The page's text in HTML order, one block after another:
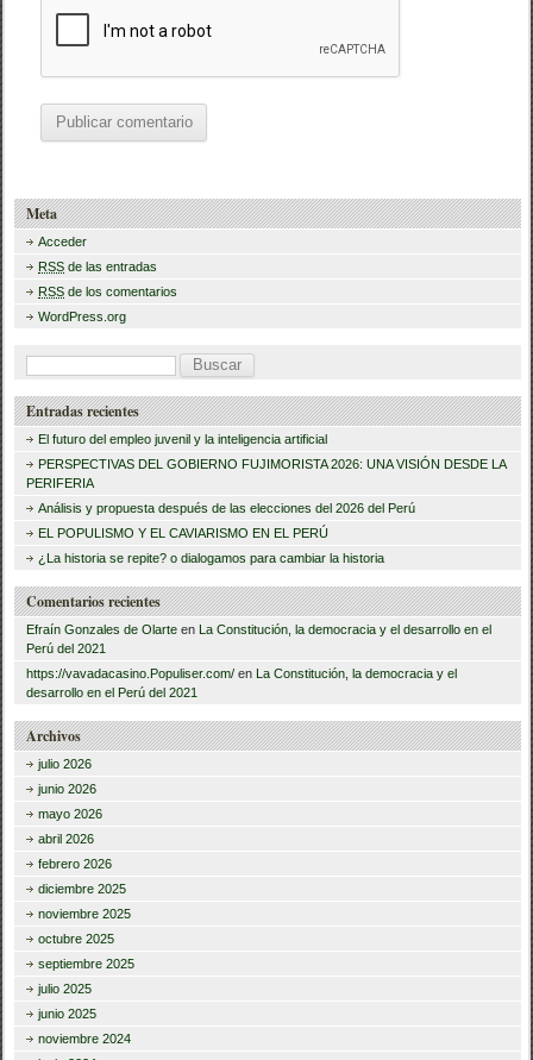
Meta
Acceder
RSS de las entradas
RSS de los comentarios
WordPress.org
B
u
s
c
a
:
Entradas recientes
El futuro del empleo juvenil y la inteligencia artificial
PERSPECTIVAS DEL GOBIERNO FUJIMORISTA 2026: UNA VISIÓN DESDE LA
PERIFERIA
Análisis y propuesta después de las elecciones del 2026 del Perú
EL POPULISMO Y EL CAVIARISMO EN EL PERÚ
¿La historia se repite? o dialogamos para cambiar la historia
Comentarios recientes
Efraín Gonzales de Olarte en La Constitución, la democracia y el desarrollo en el
Perú del 2021
https://vavadacasino.Populiser.com/ en La Constitución, la democracia y el
desarrollo en el Perú del 2021
Archivos
julio 2026
junio 2026
mayo 2026
abril 2026
febrero 2026
diciembre 2025
noviembre 2025
octubre 2025
septiembre 2025
julio 2025
junio 2025
noviembre 2024